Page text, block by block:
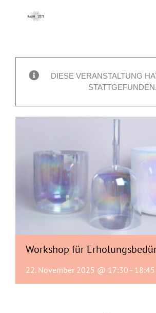
DIESE VERANSTALTUNG
STATTGEFUNDEN.
Workshop für
22. November 2025 @ 17:30 - 18:45